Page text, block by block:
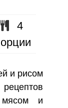
4
и рисом
и